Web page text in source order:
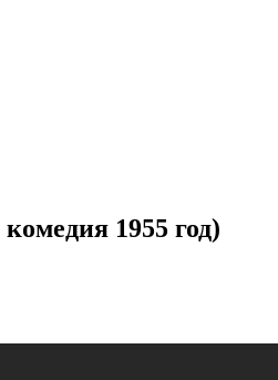
1955 год)